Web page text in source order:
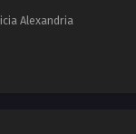
Alexandria